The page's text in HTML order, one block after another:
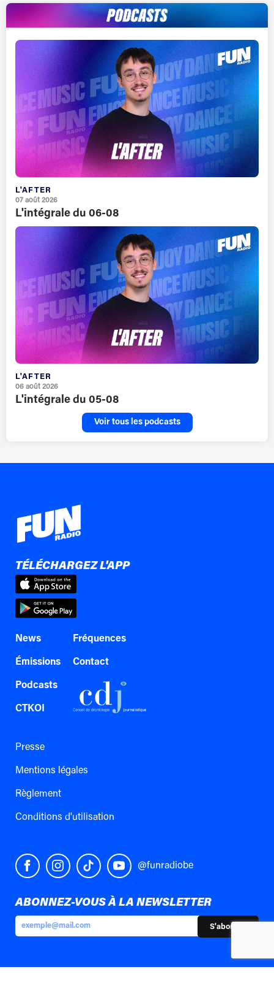
L'AFTER
07 août 2026
L'intégrale du 06-08
L'AFTER
06 août 2026
L'intégrale du 05-08
Voir tous les podcasts
TÉLÉCHARGEZ L'APP
News
Émissions
Podcasts
CTKOI
Fréquences
Contact
Presse
Mentions légales
Règlement
Conditions d'utilisation
@funradiobe
ABONNEZ-VOUS À LA NEWSLETTER